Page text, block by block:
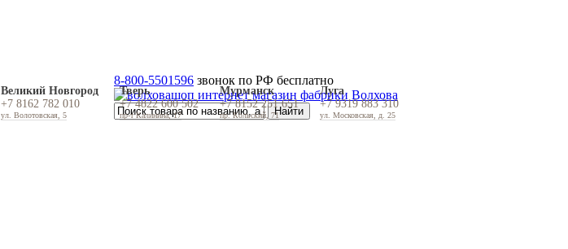
Великий Новгород
+7 8162 782 010
ул. Волотовская, 5
Тверь
+7 4822 600 502
пр-т Калинина, 17
Мурманск
+7 8152 251 651
пр. Кольский, 71
Луга
+7 9319 883 310
ул. Московская, д. 25
8-800-5501596 звонок по РФ бесплатно